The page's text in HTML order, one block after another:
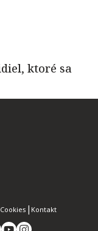
Cookies Kontakt